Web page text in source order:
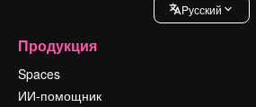
Pусский
Продукция
Spaces
ИИ-помощник